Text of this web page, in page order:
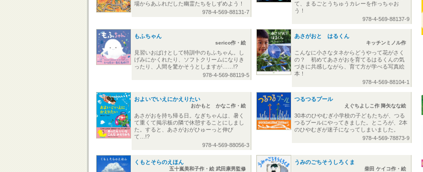
場からあふれだした幽霊たちをしずめよう！
978-4-569-88131-7
て、まるごとうちゅうカレーを作っちゃお
う！
978-4-569-88137-9
もふちゃん
serico作・絵
見習いおばけとして特訓中のもふちゃん。し
げみにかくれたり、ソフトクリームになりき
ったり、人間を驚かそうとしますが……!?
978-4-569-88119-5
あさがおと はるくん
キッチンミノル作
こんなに小さなタネからどうやって花がさく
の？ 初めてあさがおを育てるはるくんの気
づきに共感しながら、育て方が学べる写真絵
本！
978-4-569-88104-1
およいでいえにかえりたい
おかもと かなこ作・絵
あさがおを持ち帰る日。なぎちゃんは、暑く
て重くて掲示板の隣で休憩することにしまし
た。すると、あさがおがひゅーっと伸び
て…!?
978-4-569-88056-3
つるつるプール
えぐちよしこ作 降矢なな絵
30本のひやむぎ小学校の子どもたちが、つる
つるプールにやってきました。ところが、2本
のひやむぎが迷子になってしまいました。
978-4-569-78873-9
くもとそらのえほん
五十嵐美和子作・絵 武田康男監修
うみのごちそうしろくま
柴田 ケイコ作・絵